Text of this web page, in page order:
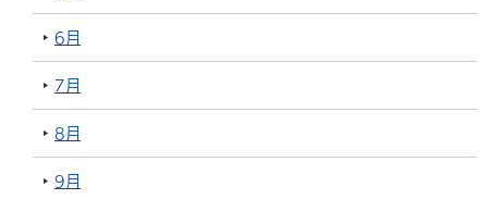
6月
7月
8月
9月